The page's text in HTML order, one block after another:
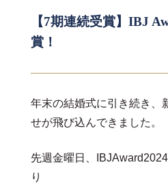
【7期連続受賞】IBJ
賞！
年末の結婚式に引き続き、
せが飛び込んできました。
先週金曜日、
り